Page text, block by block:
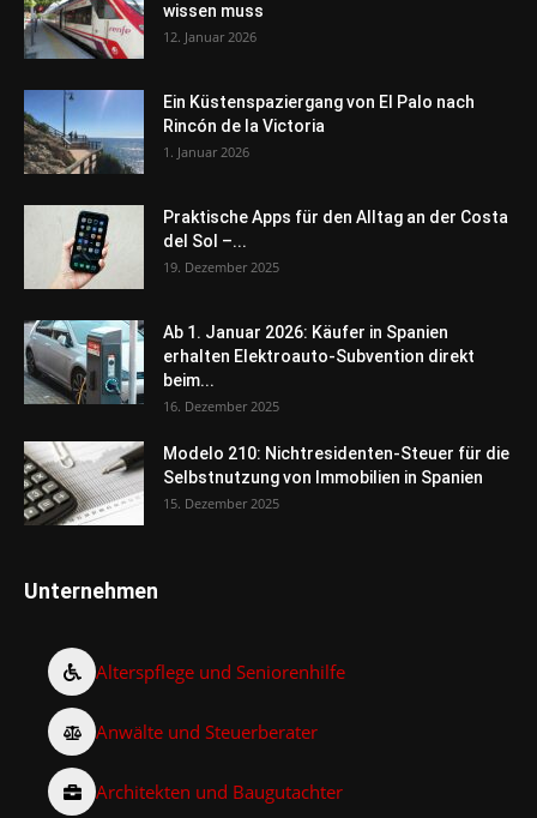
wissen muss
12. Januar 2026
Ein Küstenspaziergang von El Palo nach
Rincón de la Victoria
1. Januar 2026
Praktische Apps für den Alltag an der Costa
del Sol –...
19. Dezember 2025
Ab 1. Januar 2026: Käufer in Spanien
erhalten Elektroauto-Subvention direkt
beim...
16. Dezember 2025
Modelo 210: Nichtresidenten-Steuer für die
Selbstnutzung von Immobilien in Spanien
15. Dezember 2025
Unternehmen
Alterspflege und Seniorenhilfe
Anwälte und Steuerberater
Architekten und Baugutachter